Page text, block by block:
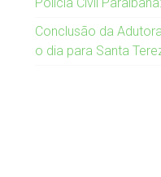
Conclusão da
o dia para Santa